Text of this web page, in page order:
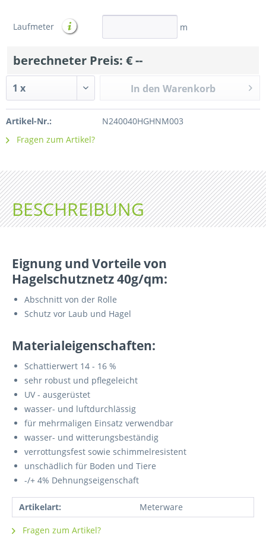
Laufmeter m
berechneter Preis: €--
In den Warenkorb
Artikel-Nr.:
N240040HGHNM003
Fragen zum Artikel?
BESCHREIBUNG
Eignung und Vorteile von
Hagelschutznetz 40g/qm:
Abschnitt von der Rolle
Schutz vor Laub und Hagel
Materialeigenschaften:
Schattierwert 14 - 16 %
sehr robust und pflegeleicht
UV - ausgerüstet
wasser- und luftdurchlässig
für mehrmaligen Einsatz verwendbar
wasser- und witterungsbeständig
verrottungsfest sowie schimmelresistent
unschädlich für Boden und Tiere
-/+ 4% Dehnungseigenschaft
Artikelart: Meterware
Fragen zum Artikel?